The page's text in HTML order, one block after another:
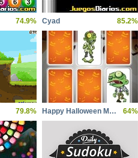
74.9% Cyad 85.2%
79.8% Happy Halloween Memory 64%